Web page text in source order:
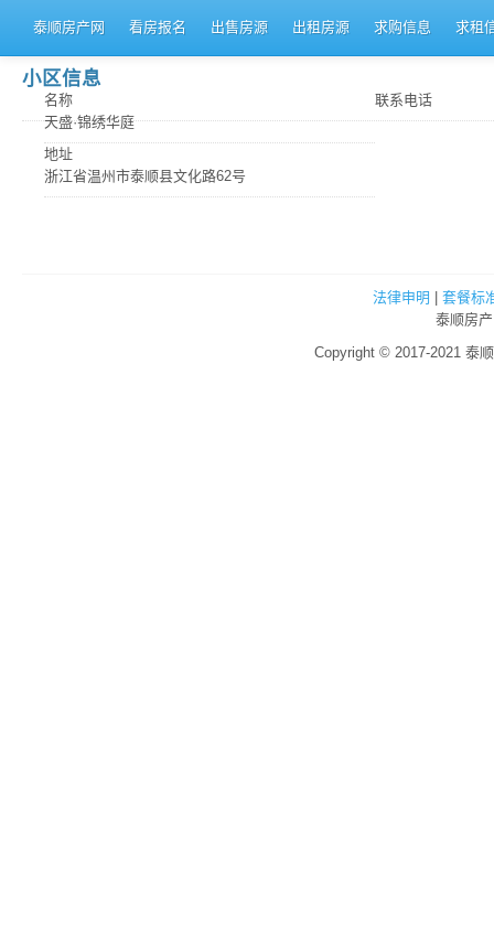
泰顺房产网 看房报名 出售房源 出租房源 求购信息 求租
小区信息
名称
天盛·锦绣华庭
地址
浙江省温州市泰顺县文化路62号
联系电话
法律申明
套餐标
泰顺房
Copyright © 2017-2021 泰